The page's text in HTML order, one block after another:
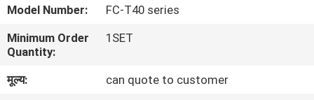
वीआर
Model Number:
FC-T40 series
Minimum Order
Quantity:
1SET
मूल्य:
can quote to customer